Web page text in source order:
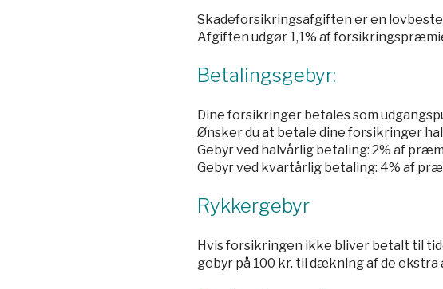
Skadeforsikringsafgiften er en
Afgiften udgør 1,1% af
Betalingsgebyr:
Dine forsikringer betales som
Ønsker du at betale dine forsikringer
Gebyr ved halvårlig betaling: 2% af
Gebyr ved kvartårlig betaling: 4% af
Rykkergebyr
Hvis forsikringen ikke bliver betalt til
gebyr på 100 kr. til dækning af de